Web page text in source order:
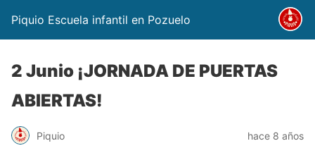
Piquio Escuela infantil en Pozuelo
2 Junio ¡JORNADA DE PUERTAS
ABIERTAS!
Piquio hace 8 años